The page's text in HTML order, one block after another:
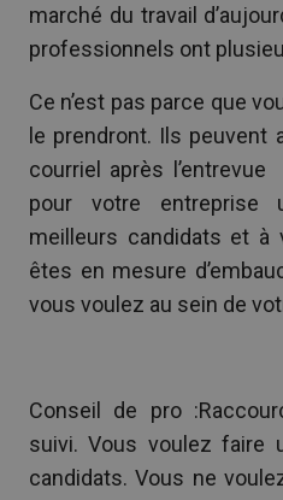
marché du travail
professionnels ont
Ce n’est pas parce que
le prendront. Ils peuvent
courriel après
pour votre entreprise
meilleurs candidats et à
êtes en mesure
vous voulez au sein de
Conseil de pro
suivi. Vous voulez faire
candidats. Vous ne